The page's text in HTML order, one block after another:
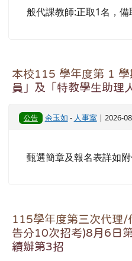
般代課教師:正取1名，
本校115 學年度第 1
員」及「特教學生助理
公告 余玉如 - 人事室 | 2026-
甄選簡章及報名表詳如
115學年度第三次代理/
告分10次招考)8月6日
續辦第3招